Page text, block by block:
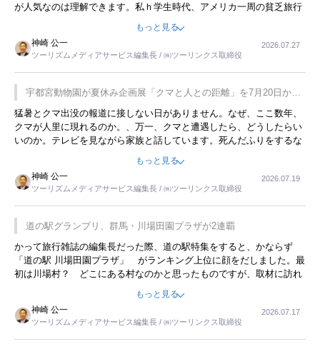
が人気なのは理解できます。私ｈ学生時代、アメリカ一周の貧乏旅行
をした時は、移動はグレイハウンドバスでした。夕方から夜の便を利
用してホテル代を浮かせていました。ただし、若いからできたことで
す。若い人が夜行バスで京都に行った、青森に行ったと聞くと、疲れ
が残らないのかなと思ってしまいます。
もっと見る
神崎 公一
ツーリズムメディアサービス編集長 / ㈱ツーリンクス取締役
2026.07.27
宇都宮動物園が夏休み企画展「クマと人との距離」を7月20日から
開催
猛暑とクマ出没の報道に接しない日がありません。なぜ、ここ数年、
クマが人里に現れるのか。、万一、クマと遭遇したら、どうしたらい
いのか。テレビを見ながら家族と話しています。死んだふりをするな
んてことは、冗談でもいえません。そんな中で、この企画展はタイム
もっと見る
神崎 公一
ツーリズムメディアサービス編集長 / ㈱ツーリンクス取締役
2026.07.19
道の駅グランプリ、群馬・川場田園プラザが2連覇
かって旅行雑誌の編集長だった際、道の駅特集をすると、かならず
「道の駅 川場田園プラザ」 がランキング上位に顔をだしました。最
初は川場村？ どこにある村なのかと思ったものですが、取材に訪れ
永井 彰一社長にインタビューしたら、興味深い話が次々が飛び出しま
した。プレゼンも巧みで、今でも思い出すことが２つあります。一つ
は、従業員に東京ディズニーランドを見学させ、サービス業、接客業
の何かを理解してもらっていることです。 もう一つは1800円もする
プレミアムヨーグルトを販売するにあたり、社内に懸念もあったそう
もっと見る
神崎 公一
ツーリズムメディアサービス編集長 / ㈱ツーリンクス取締役
2026.07.17